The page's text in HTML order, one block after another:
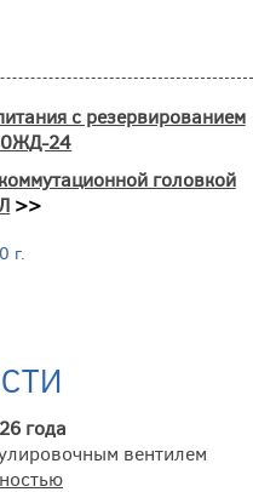
с резервированием
24
головкой
>>
г.
года
вентилем